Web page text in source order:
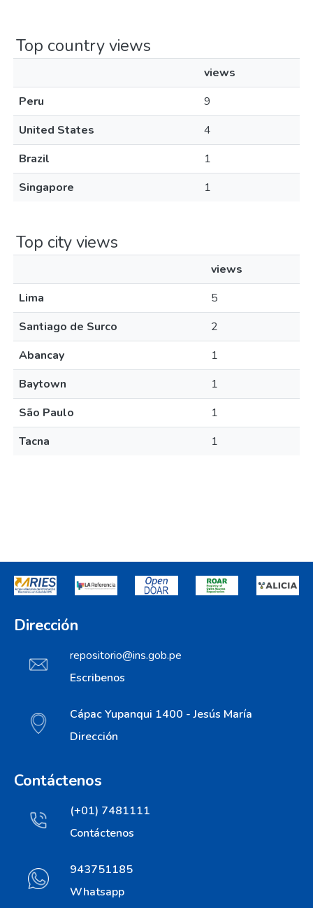
Top country views
views
Peru
9
United States
4
Brazil
1
Singapore
1
Top city views
views
Lima
5
Santiago de Surco
2
Abancay
1
Baytown
1
São Paulo
1
Tacna
1
Dirección
repositorio@ins.gob.pe
Escribenos
Cápac Yupanqui 1400 - Jesús María
Dirección
Contáctenos
(+01) 7481111
Contáctenos
943751185
Whatsapp